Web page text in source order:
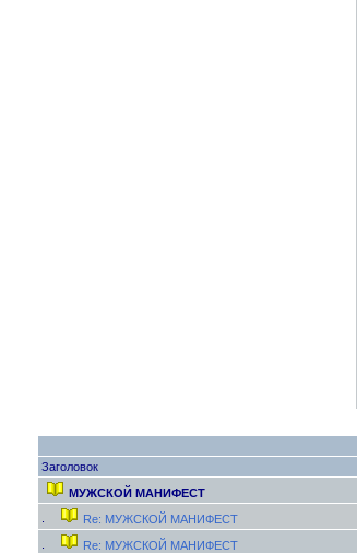
Заголовок
МУЖСКОЙ МАНИФЕСТ
Re: МУЖСКОЙ МАНИФЕСТ
Re: МУЖСКОЙ МАНИФЕСТ